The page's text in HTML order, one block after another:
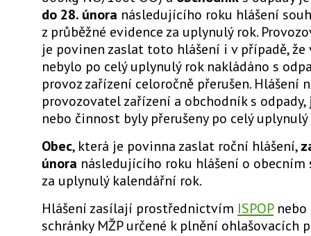
do 28. února následujícího roku hlášení
z průběžné evidence za uplynulý rok.
je povinen zaslat toto hlášení i v případě, že
nebylo po celý uplynulý rok nakládáno s
provoz zařízení celoročně přerušen. Hlášení
provozovatel zařízení a obchodník s
nebo činnost byly přerušeny po celý uplynulý
Obec, která je povinna zaslat roční hlášení,
února následujícího roku hlášení o obecním
za uplynulý kalendářní rok.
Hlášení zasílají prostřednictvím ISPOPnebo
schránky MŽP určené k plnění ohlašovacích